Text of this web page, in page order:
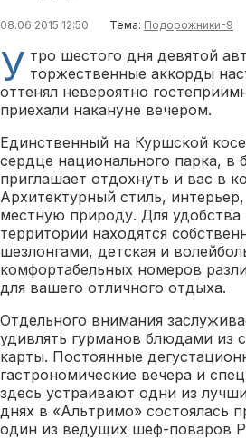
08.06.2015 12:50 Тема: Подорожники-9
У тро шестого дня девятой
торжественные аккорды
оттенял невероятно
приехали накануне вечером.
Единственный на Куршской
сердце национального парка,
приглашает отдохнуть и вас в
Архитектурный стиль,
местную природу. Для удобства
территории находятся
шезлонгами, детская и
комфортабельных номеров
для вашего отличного отдыха.
Отдельного внимания
удивлять гурманов блюдами
карты. Постоянные
гастрономические вечера и
здесь устраивают одни из
днях в «Альтримо» состоялась
один из ведущих шеф-поваров